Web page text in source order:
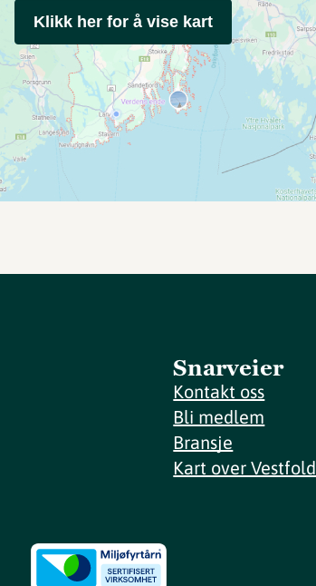
Klikk her for å vise kart
Snarveier
Kontakt oss
Bli medlem
Bransje
Kart over Vestfold